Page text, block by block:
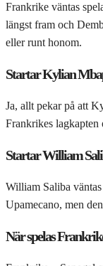
Frankrike väntas
längst fram och
eller runt honom.
Startar Kylian
Ja, allt pekar på att
Frankrikes lagkapten
Startar William
William Saliba
Upamecano, men
När spelas